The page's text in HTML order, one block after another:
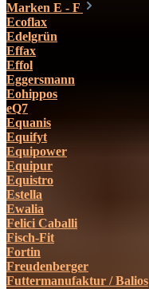
Marken E - F
Ecoflax
Edelgrün
Effax
Effol
Eggersmann
Eohippos
eQ7
Equanis
Equifyt
Equipower
Equipur
Equistro
Estella
Ewalia
Felici Caballi
Fisch-Fit
Fortin
Freudenberger
Futtermanufaktur / Balios